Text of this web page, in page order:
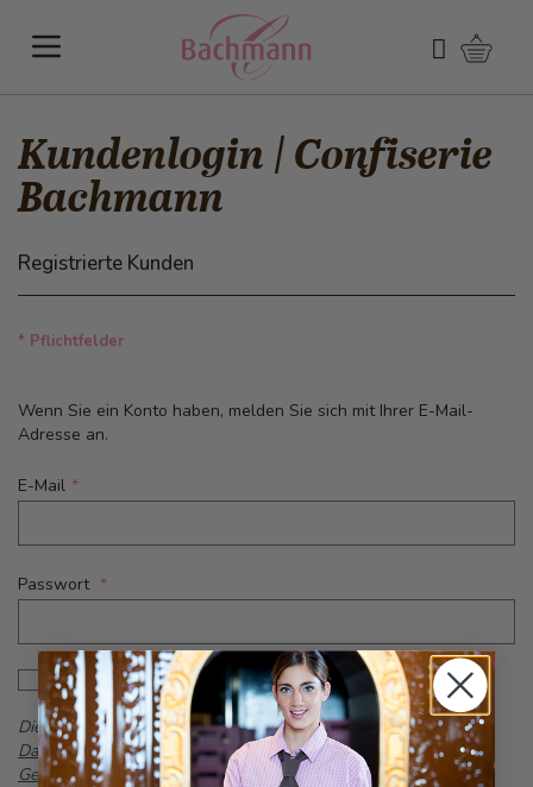
Suchen
Kundenlogin | Confiserie
Bachmann
Registrierte Kunden
* Pflichtfelder
Wenn Sie ein Konto haben, melden Sie sich mit Ihrer E-Mail-
Adresse an.
E-Mail
Passwort
Passwort anzeigen
Dieses Formular ist durch reCAPTCHA geschützt -Google
Datenschutzbestimmungenund
Allgemeine
Geschäftsbedingungen